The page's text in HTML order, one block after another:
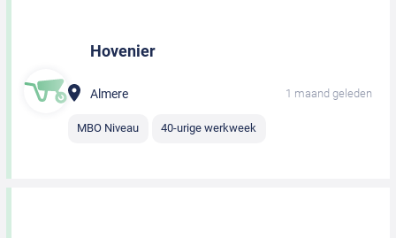
Hovenier
Almere 1 maand geleden
MBO Niveau 40-urige werkweek